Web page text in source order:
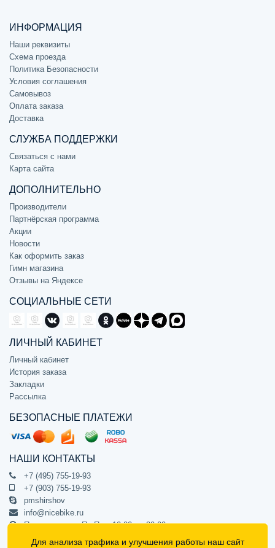
ИНФОРМАЦИЯ
Наши реквизиты
Схема проезда
Политика Безопасности
Условия соглашения
Самовывоз
Оплата заказа
Доставка
СЛУЖБА ПОДДЕРЖКИ
Связаться с нами
Карта сайта
ДОПОЛНИТЕЛЬНО
Производители
Партнёрская программа
Акции
Новости
Как оформить заказ
Гимн магазина
Отзывы на Яндексе
СОЦИАЛЬНЫЕ СЕТИ
ЛИЧНЫЙ КАБИНЕТ
Личный кабинет
История заказа
Закладки
Рассылка
БЕЗОПАСНЫЕ ПЛАТЕЖИ
НАШИ КОНТАКТЫ
+7 (495) 755-19-93
+7 (903) 755-19-93
pmshirshov
info@nicebike.ru
Прием звонков Пн-Пт с 10:00 до 20:00
ПВЗ Пн-Пт с 10:00 до 20:00
Для анализа трафика и улучшения работы наш сайт